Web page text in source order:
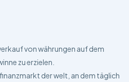
von währungen auf dem
zu erzielen.
der welt, an dem täglich